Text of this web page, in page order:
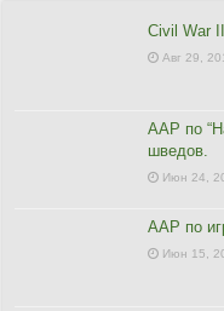
Civil War
Авг 29,
ААР по
шведов.
Июн 24,
ААР по
Июн 15,